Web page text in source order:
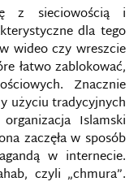
z sieciowością i
dla tego
wideo czy wreszcie
łatwo zablokować,
Znacznie
użyciu tradycyjnych
Islamski
zaczęła w sposób
w internecie.
czyli „chmura”.